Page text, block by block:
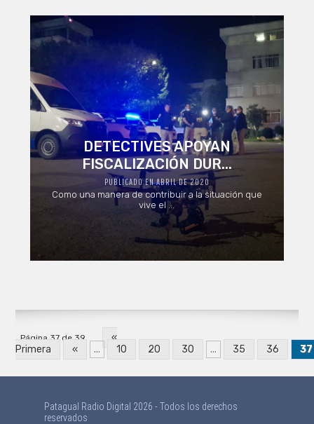
DETECTIVES APOYAN
FISCALIZACIÓN DUR...
PUBLICADO EN ABRIL DE 2020
Como una manera de contribuir a la situación que
vive el ...
Página 37 de 39
«
Primera
« ... 10 20 30 ... 35 36 37
Patagual Radio Digital 2026 - Todos los derechos
reservados